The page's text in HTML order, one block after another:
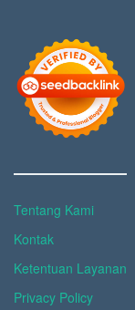
Tentang Kami
Kontak
Ketentuan Layanan
Privacy Policy